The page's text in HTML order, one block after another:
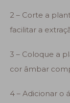
2 – Corte a
facilitar a
3 – Coloque a
cor âmbar
4 – Adicionar o